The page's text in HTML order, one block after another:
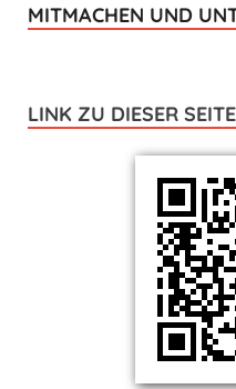
MITMACHEN UND
LINK ZU DIESER SEITE